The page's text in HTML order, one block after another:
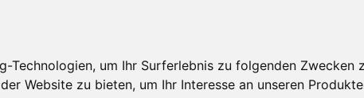
Technologien, um Ihr Surferlebnis zu folgenden Zwecken
Website zu bieten, um Ihr Interesse an unseren